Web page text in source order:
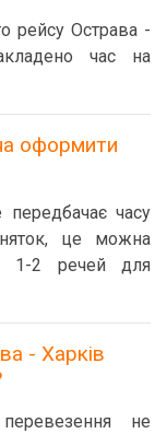
рейсу Острава -
час на
оформити
передбачає часу
це можна
1-2 речей для
- Харків
не